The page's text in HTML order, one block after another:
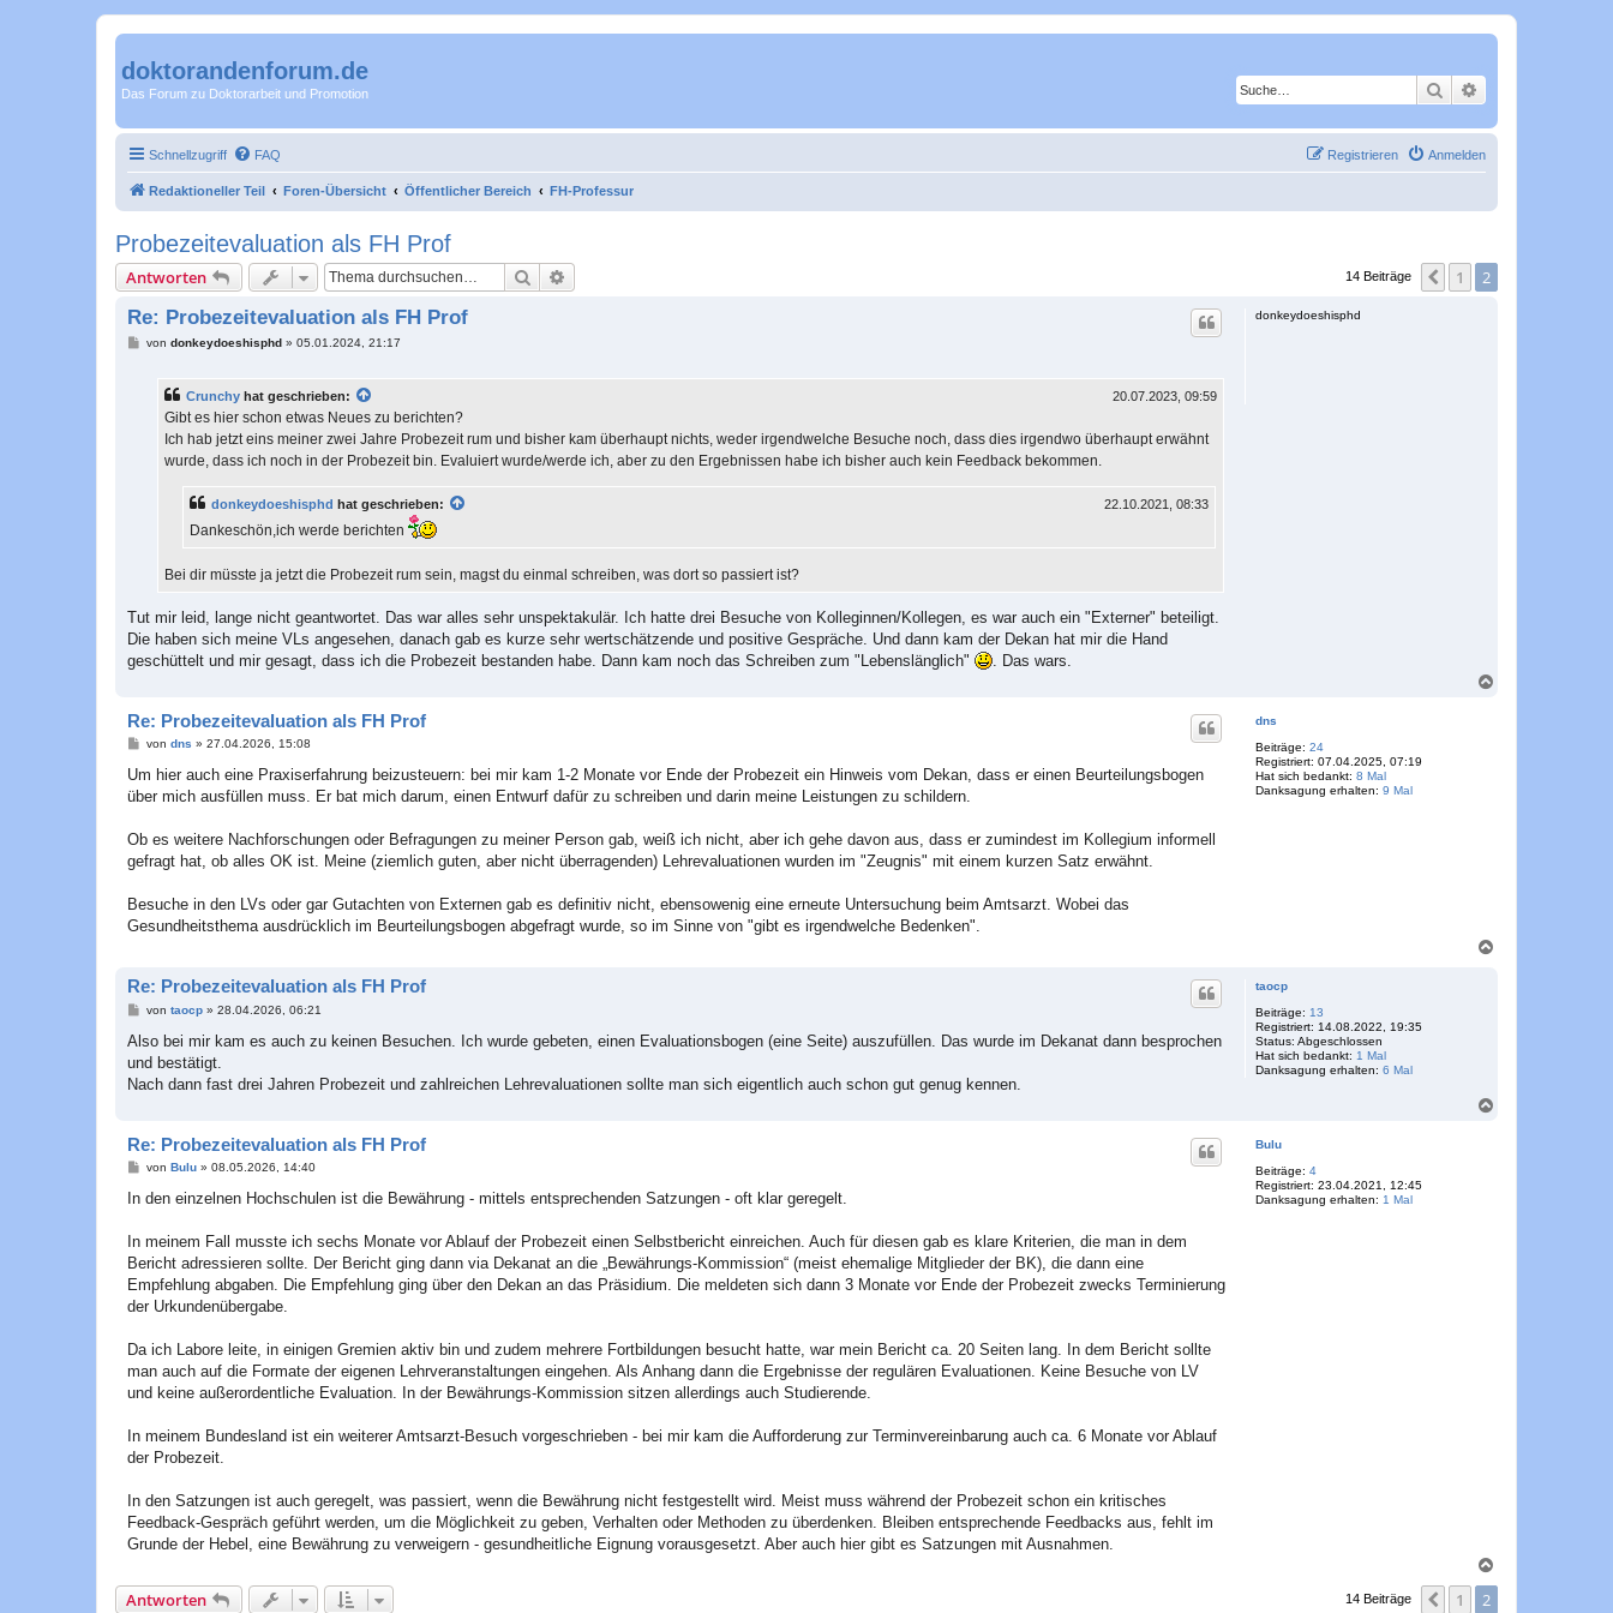
doktorandenforum.de
Das Forum zu Doktorarbeit und Promotion Suche
Schnellzugriff FAQ Anmelden
Registrieren
Redaktioneller Teil Foren-Übersicht Öffentlicher Bereich FH-Professur
Probezeitevaluation als FH Prof
Antworten Suche 14 Beiträge Vorherige
1 2
donkeydoeshisphd
Re: Probezeitevaluation als FH Prof
Bvon donkeydoeshisphd» 05.01.2024, 21:17
Crunchy hat geschrieben: 20.07.2023, 09:59
Gibt es hier schon etwas Neues zu berichten?
Ich hab jetzt eins meiner zwei Jahre Probezeit rum und bisher kam überhaupt nichts, weder irgendwelche Besuche noch, dass dies irgendwo überhaupt erwähnt
wurde, dass ich noch in der Probezeit bin. Evaluiert wurde/werde ich, aber zu den Ergebnissen habe ich bisher auch kein Feedback bekommen.
donkeydoeshisphd hat geschrieben: 22.10.2021, 08:33
Dankeschön,ich werde berichten
Bei dir müsste ja jetzt die Probezeit rum sein, magst du einmal schreiben, was dort so passiert ist?
Tut mir leid, lange nicht geantwortet. Das war alles sehr unspektakulär. Ich hatte drei Besuche von Kolleginnen/Kollegen, es war auch ein "Externer" beteiligt.
Die haben sich meine VLs angesehen, danach gab es kurze sehr wertschätzende und positive Gespräche. Und dann kam der Dekan hat mir die Hand
geschüttelt und mir gesagt, dass ich die Probezeit bestanden habe. Dann kam noch das Schreiben zum "Lebenslänglich"
. Das wars.
dns
Beiträge: 24
Registriert: 07.04.2025, 07:19
Hat sich bedankt: 8 Mal
Danksagung erhalten: 9 Mal
Re: Probezeitevaluation als FH Prof
B
i
r
von dns » 27.04.2026, 15:08
Um hier auch eine Praxiserfahrung beizusteuern: bei mir kam 1-2 Monate vor Ende der Probezeit ein Hinweis vom Dekan, dass er einen Beurteilungsbogen
über mich ausfüllen muss. Er bat mich darum, einen Entwurf dafür zu schreiben und darin meine Leistungen zu schildern.
Ob es weitere Nachforschungen oder Befragungen zu meiner Person gab, weiß ich nicht, aber ich gehe davon aus, dass er zumindest im Kollegium informell
gefragt hat, ob alles OK ist. Meine (ziemlich guten, aber nicht überragenden) Lehrevaluationen wurden im "Zeugnis" mit einem kurzen Satz erwähnt.
Besuche in den LVs oder gar Gutachten von Externen gab es definitiv nicht, ebensowenig eine erneute Untersuchung beim Amtsarzt. Wobei das
Gesundheitsthema ausdrücklich im Beurteilungsbogen abgefragt wurde, so im Sinne von "gibt es irgendwelche Bedenken".
taocp
Beiträge: 13
Registriert: 14.08.2022, 19:35
Status: Abgeschlossen
Hat sich bedankt: 1 Mal
Danksagung erhalten: 6 Mal
Re: Probezeitevaluation als FH Prof
B
i
r
a
von taocp» 28.04.2026, 06:21
Also bei mir kam es auch zu keinen Besuchen. Ich wurde gebeten, einen Evaluationsbogen (eine Seite) auszufüllen. Das wurde im Dekanat dann besprochen
und bestätigt.
Nach dann fast drei Jahren Probezeit und zahlreichen Lehrevaluationen sollte man sich eigentlich auch schon gut genug kennen.
Bulu
Beiträge: 4
Registriert: 23.04.2021, 12:45
Danksagung erhalten: 1 Mal
Re: Probezeitevaluation als FH Prof
B
a
von Bulu» 08.05.2026, 14:40
In den einzelnen Hochschulen ist die Bewährung - mittels entsprechenden Satzungen - oft klar geregelt.
In meinem Fall musste ich sechs Monate vor Ablauf der Probezeit einen Selbstbericht einreichen. Auch für diesen gab es klare Kriterien, die man in dem
Bericht adressieren sollte. Der Bericht ging dann via Dekanat an die „Bewährungs-Kommission“ (meist ehemalige Mitglieder der BK), die dann eine
Empfehlung abgaben. Die Empfehlung ging über den Dekan an das Präsidium. Die meldeten sich dann 3 Monate vor Ende der Probezeit zwecks Terminierung
der Urkundenübergabe.
Da ich Labore leite, in einigen Gremien aktiv bin und zudem mehrere Fortbildungen besucht hatte, war mein Bericht ca. 20 Seiten lang. In dem Bericht sollte
man auch auf die Formate der eigenen Lehrveranstaltungen eingehen. Als Anhang dann die Ergebnisse der regulären Evaluationen. Keine Besuche von LV
und keine außerordentliche Evaluation. In der Bewährungs-Kommission sitzen allerdings auch Studierende.
In meinem Bundesland ist ein weiterer Amtsarzt-Besuch vorgeschrieben - bei mir kam die Aufforderung zur Terminvereinbarung auch ca. 6 Monate vor Ablauf
der Probezeit.
In den Satzungen ist auch geregelt, was passiert, wenn die Bewährung nicht festgestellt wird. Meist muss während der Probezeit schon ein kritisches
Feedback-Gespräch geführt werden, um die Möglichkeit zu geben, Verhalten oder Methoden zu überdenken. Bleiben entsprechende Feedbacks aus, fehlt im
Grunde der Hebel, eine Bewährung zu verweigern - gesundheitliche Eignung vorausgesetzt. Aber auch hier gibt es Satzungen mit Ausnahmen.
Antworten 14 Beiträge Vorherige
1 2